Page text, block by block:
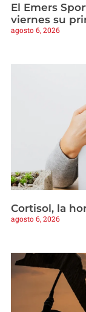
El Emers
viernes su
agosto 6, 2026
Cortisol, la
agosto 6, 2026